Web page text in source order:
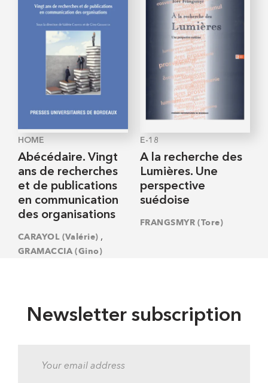
HOME
Abécédaire. Vingt
ans de recherches
et de publications
en communication
des organisations
CARAYOL (Valérie) ,
GRAMACCIA (Gino)
E-18
A la recherche des
Lumières. Une
perspective
suédoise
FRANGSMYR (Tore)
Newsletter subscription